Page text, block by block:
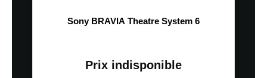
Sony BRAVIA Theatre System 6
Prix indisponible